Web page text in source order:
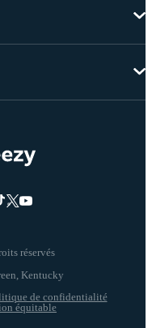
réservés
de confidentialité
équitable